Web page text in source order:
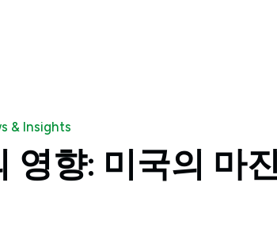
& Insights
영향: 미국의 마